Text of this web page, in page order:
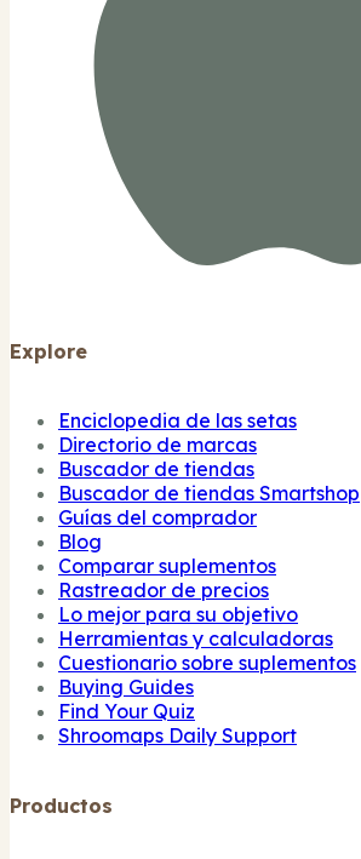
Explore
Enciclopedia de las setas
Directorio de marcas
Buscador de tiendas
Buscador de tiendas Smartshop
Guías del comprador
Blog
Comparar suplementos
Rastreador de precios
Lo mejor para su objetivo
Herramientas y calculadoras
Cuestionario sobre suplementos
Buying Guides
Find Your Quiz
Shroomaps Daily Support
Productos